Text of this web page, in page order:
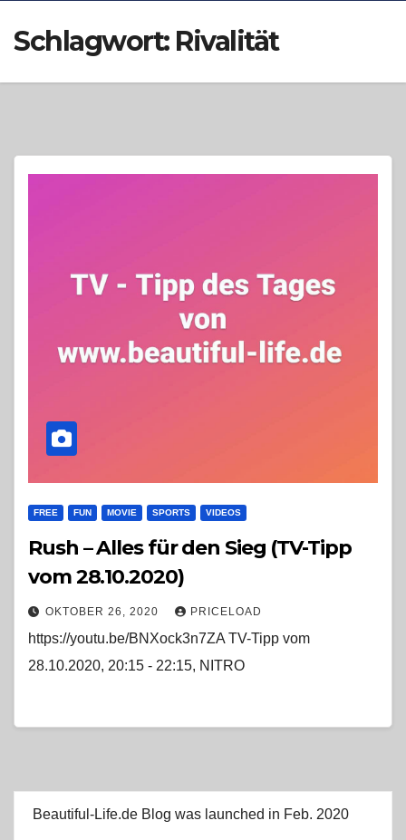
Schlagwort: Rivalität
FREE FUN MOVIE SPORTS VIDEOS
Rush – Alles für den Sieg (TV-Tipp
vom 28.10.2020)
OKTOBER 26, 2020 PRICELOAD
https://youtu.be/BNXock3n7ZA TV-Tipp vom
28.10.2020, 20:15 - 22:15, NITRO
Beautiful-Life.de Blog was launched in Feb. 2020